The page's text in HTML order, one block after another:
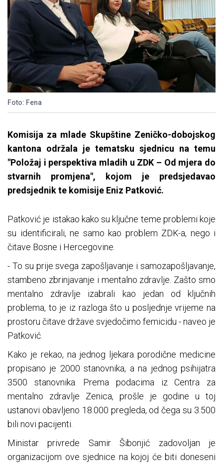
Foto: Fena
Komisija za mlade Skupštine Zeničko-dobojskog
kantona održala je tematsku sjednicu na temu
"Položaj i perspektiva mladih u ZDK – Od mjera do
stvarnih promjena", kojom je predsjedavao
predsjednik te komisije Eniz Patković.
Patković je istakao kako su ključne teme problemi koje
su identificirali, ne samo kao problem ZDK-a, nego i
čitave Bosne i Hercegovine.
- To su prije svega zapošljavanje i samozapošljavanje,
stambeno zbrinjavanje i mentalno zdravlje. Zašto smo
mentalno zdravlje izabrali kao jedan od ključnih
problema, to je iz razloga što u posljednje vrijeme na
prostoru čitave države svjedočimo femicidu - naveo je
Patković.
Kako je rekao, na jednog ljekara porodične medicine
propisano je 2000 stanovnika, a na jednog psihijatra
3500 stanovnika. Prema podacima iz Centra za
mentalno zdravlje Zenica, prošle je godine u toj
ustanovi obavljeno 18.000 pregleda, od čega su 3.500
bili novi pacijenti.
Ministar privrede Samir Šibonjić zadovoljan je
organizacijom ove sjednice na kojoj će biti doneseni